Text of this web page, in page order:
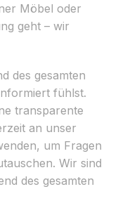
Möbel oder
geht – wir
des gesamten
fühlst.
transparente
an unser
um Fragen
Wir sind
des gesamten